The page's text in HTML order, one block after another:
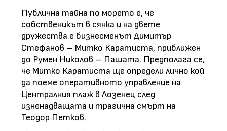
Публична тайна по морето е, че
собственикът в сянка и на двете
дружества е бизнесменът Димитър
Стефанов – Митко Каратиста, приближен
до Румен Николов – Пашата. Предполага се,
че Митко Каратиста ще определи лично кой
да поеме оперативното управление на
Централния плаж в Лозенец след
изненадващата и трагична смърт на
Теодор Петков.